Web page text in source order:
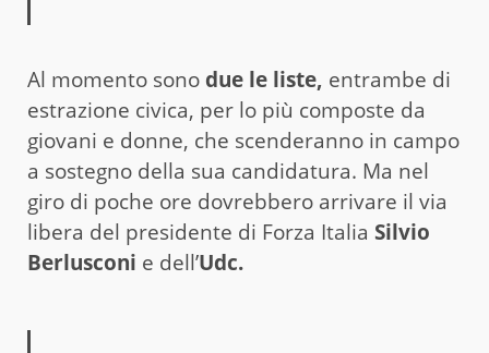
Al momento sono due le liste, entrambe di
estrazione civica, per lo più composte da
giovani e donne, che scenderanno in campo
a sostegno della sua candidatura. Ma nel
giro di poche ore dovrebbero arrivare il via
libera del presidente di Forza Italia Silvio
Berlusconi e dell’Udc.